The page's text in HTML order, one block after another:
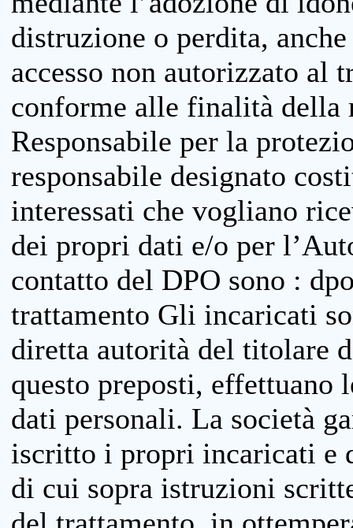
distruzione o perdita,
accesso non autorizzato al
conforme alle finalità della
Responsabile per la
responsabile designato
interessati che vogliano
dei propri dati e/o per
contatto del DPO sono :
trattamento Gli incaricati
diretta autorità del titolare
questo preposti, effettuano
dati personali. La società
iscritto i propri incaricati e
di cui sopra istruzioni